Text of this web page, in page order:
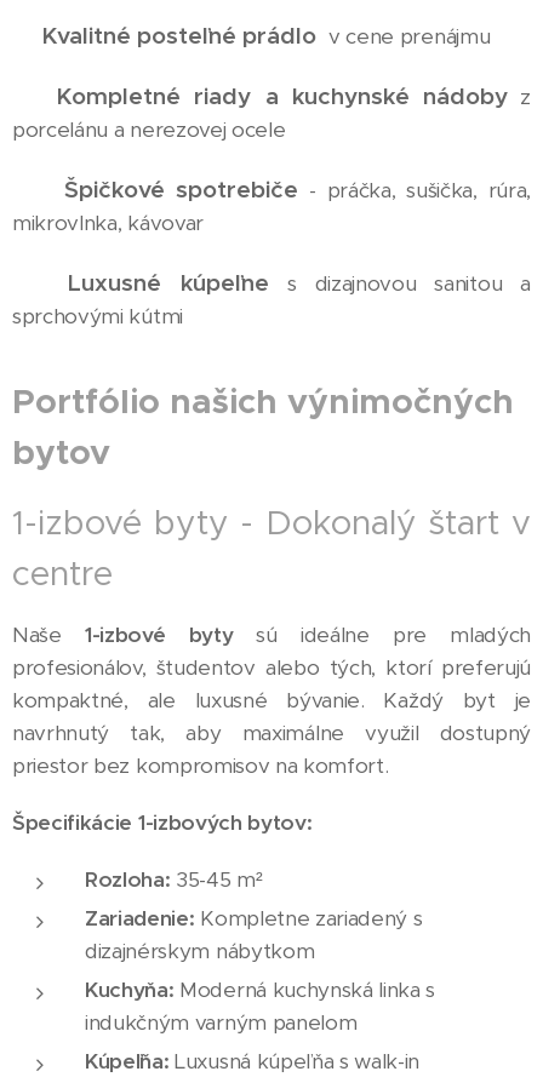
Kvalitné posteľné prádlo v cene prenájmu
Kompletné riady a kuchynské nádobyz
porcelánu a nerezovej ocele
Špičkové spotrebiče - práčka, sušička, rúra,
mikrovlnka, kávovar
Luxusné kúpeľne s dizajnovou sanitou a
sprchovými kútmi
Portfólio našich výnimočných
bytov
1-izbové byty - Dokonalý štart v
centre
Naše 1-izbové bytysú ideálne pre mladých
profesionálov, študentov alebo tých, ktorí preferujú
kompaktné, ale luxusné bývanie. Každý byt je
navrhnutý tak, aby maximálne využil dostupný
priestor bez kompromisov na komfort.
Špecifikácie 1-izbových bytov:
Rozloha: 35-45 m²
Zariadenie: Kompletne zariadený s
dizajnérskym nábytkom
Kuchyňa: Moderná kuchynská linka s
indukčným varným panelom
Kúpeľňa: Luxusná kúpeľňa s walk-in